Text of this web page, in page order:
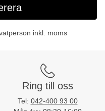
inkl. moms
Ring till oss
Tel: 042-400 93 00